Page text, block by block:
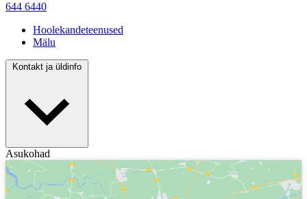
644 6440
Hoolekandeteenused
Mälu
Kontakt ja üldinfo
Asukohad